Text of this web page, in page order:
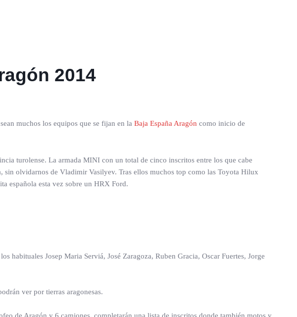
2014
muchos los equipos que se fijan en la Baja España Aragón como inicio de
turolense. La armada MINI con un total de cinco inscritos entre los que cabe
sin olvidarnos de Vladimir Vasilyev. Tras ellos muchos top como las Toyota Hilux
española esta vez sobre un HRX Ford.
habituales Josep Maria Serviá, José Zaragoza, Ruben Gracia, Oscar Fuertes, Jorge
ver por tierras aragonesas.